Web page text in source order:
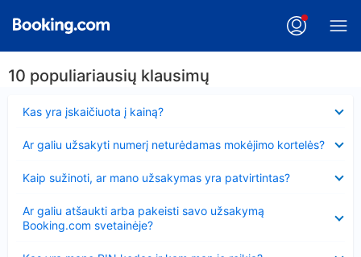
10 populiariausių klausimų
Kas yra įskaičiuota į kainą?
Ar galiu užsakyti numerį neturėdamas mokėjimo kortelės?
Kaip sužinoti, ar mano užsakymas yra patvirtintas?
Ar galiu atšaukti arba pakeisti savo užsakymą
Booking.com svetainėje?